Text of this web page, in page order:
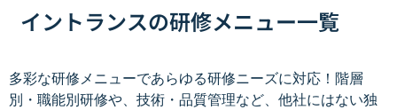
イントランスの研修メニュー一覧
多彩な研修メニューであらゆる研修ニーズに対応！階層
別・職能別研修や、技術・品質管理など、他社にはない独